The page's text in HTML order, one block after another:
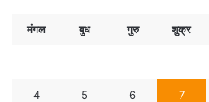
मंगल बुध गुरु शुक्र
4 5 6 7